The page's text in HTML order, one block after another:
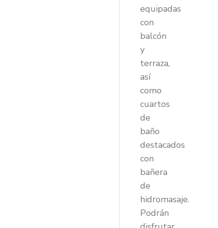
equipadas
con
balcón
y
terraza,
así
como
cuartos
de
baño
destacados
con
bañera
de
hidromasaje.
Podrán